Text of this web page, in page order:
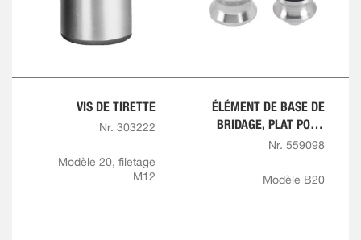
VIS DE TIRETTE
Nr. 303222
Modèle 20, filetage
M12
ÉLÉMENT DE BASE DE
BRIDAGE, PLAT POUR
PLAQUE RAINURÉE EN
Nr. 559098
Modèle B20